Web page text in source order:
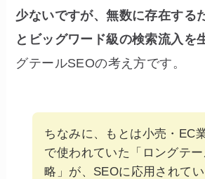
少ないですが、無数に存在する
とビッグワード級の検索流入を
グテールSEOの考え方です。
ちなみに、もとは小売・EC
で使われていた「ロングテ
略」が、SEOに応用されて